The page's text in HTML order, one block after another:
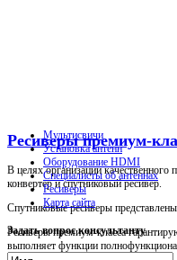
Ресиверы премиум-
В целях организации качественного
конвертер и спутниковый ресивер.
Спутниковые ресиверы
Ресиверы премиум-класса
выполняет функции
Мультисвичи
Установка антенн
Оборудование HDMI
Специалисты об антеннах
Ресиверы
Карта сайта
Задатьвопрос консультанту